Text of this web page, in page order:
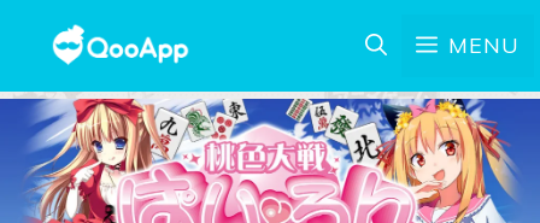
MENU